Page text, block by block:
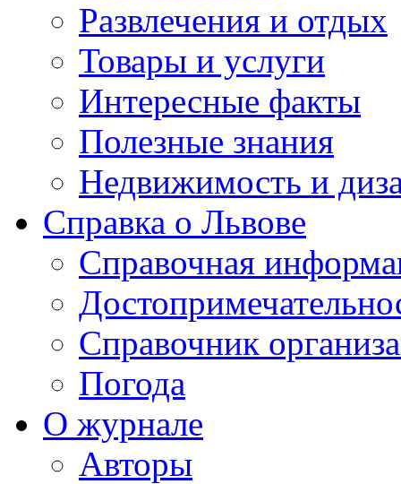
Развлечения и отдых
Товары и услуги
Интересные факты
Полезные знания
Недвижимость и
Справка о Львове
Справочная
Справочник
Погода
О журнале
Авторы